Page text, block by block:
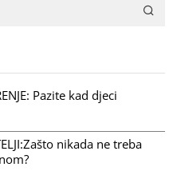
Pazite kad djeci
nikada ne treba